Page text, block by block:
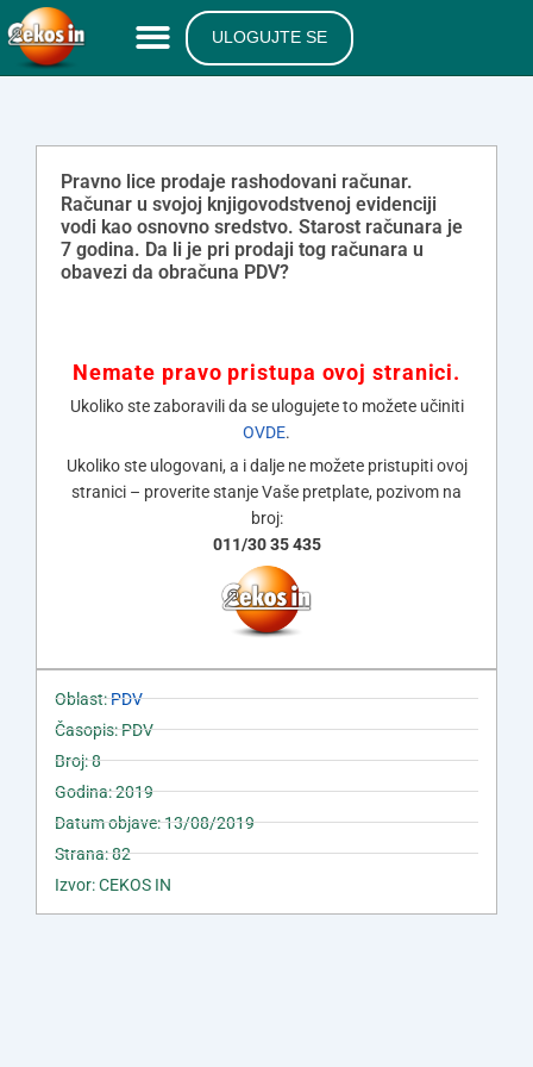
ULOGUJTE SE
Pravno lice prodaje rashodovani računar.
Računar u svojoj knjigovodstvenoj evidenciji
vodi kao osnovno sredstvo. Starost računara je
7 godina. Da li je pri prodaji tog računara u
obavezi da obračuna PDV?
Nemate pravo pristupa ovoj stranici.
Ukoliko ste zaboravili da se ulogujete to možete učiniti
OVDE.
Ukoliko ste ulogovani, a i dalje ne možete pristupiti ovoj
stranici – proverite stanje Vaše pretplate, pozivom na
broj:
011/30 35 435
Oblast:PDV
Časopis: PDV
Broj: 8
Godina: 2019
Datum objave: 13/08/2019
Strana: 82
Izvor: CEKOS IN